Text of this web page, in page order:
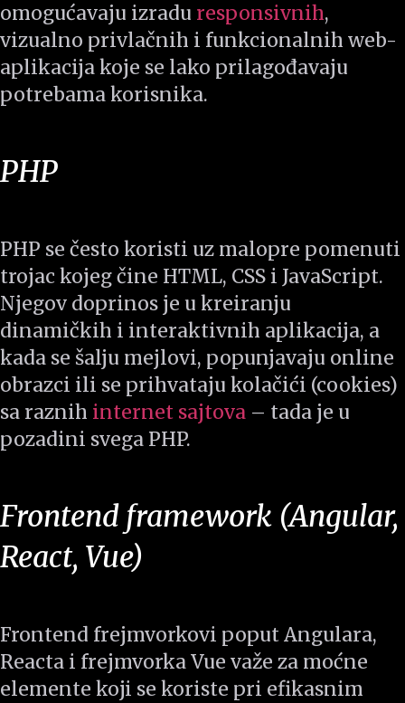
omogućavaju izradu responsivnih,
vizualno privlačnih i funkcionalnih web-
aplikacija koje se lako prilagođavaju
potrebama korisnika.
PHP
PHP se često koristi uz malopre pomenuti
trojac kojeg čine HTML, CSS i JavaScript.
Njegov doprinos je u kreiranju
dinamičkih i interaktivnih aplikacija, a
kada se šalju mejlovi, popunjavaju online
obrazci ili se prihvataju kolačići (cookies)
sa raznih internet sajtova – tada je u
pozadini svega PHP.
Frontend framework (Angular,
React, Vue)
Frontend frejmvorkovi poput Angulara,
Reacta i frejmvorka Vue važe za moćne
elemente koji se koriste pri efikasnim